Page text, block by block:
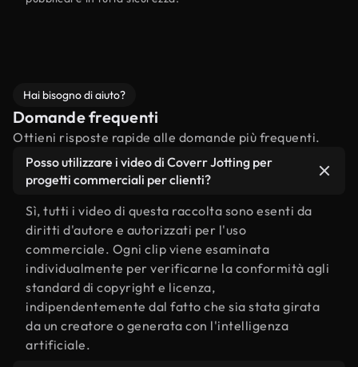
Hai bisogno di aiuto?
Domande frequenti
Ottieni risposte rapide alle domande più frequenti.
Posso utilizzare i video di Coverr Jotting per
progetti commerciali per clienti?
Sì, tutti i video di questa raccolta sono esenti da
diritti d'autore e autorizzati per l'uso
commerciale. Ogni clip viene esaminata
individualmente per verificarne la conformità agli
standard di copyright e licenza,
indipendentemente dal fatto che sia stata girata
da un creatore o generata con l'intelligenza
artificiale.